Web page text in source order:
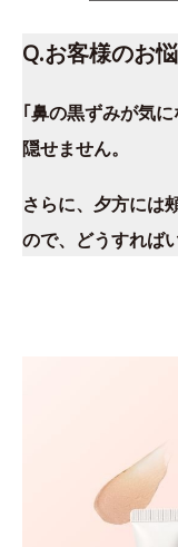
Q.お客様のお
｢鼻の黒ずみが気
隠せません。
さらに、夕方には
ので、どうすれば